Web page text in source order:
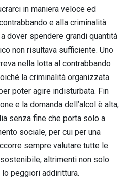
in maniera veloce ed
e alla criminalità
dover spendere grandi quantità
non risultava sufficiente. Uno
nella lotta al contrabbando
la criminalità organizzata
poter agire indisturbata. Fin
e la domanda dell’alcol è alta,
senza fine che porta solo a
sociale, per cui per una
sempre valutare tutte le
altrimenti non solo
peggiori addirittura.